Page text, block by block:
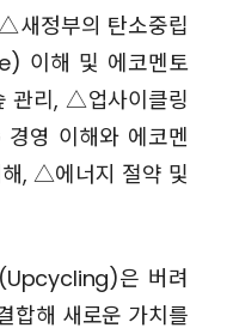
새정부의 탄소중립
이해 및 에코멘토
관리, △업사이클링
영 이해와 에코멘
, △에너지 절약 및
은 버려
합해 새로운 가치를